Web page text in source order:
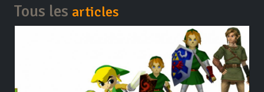
Tous les articles